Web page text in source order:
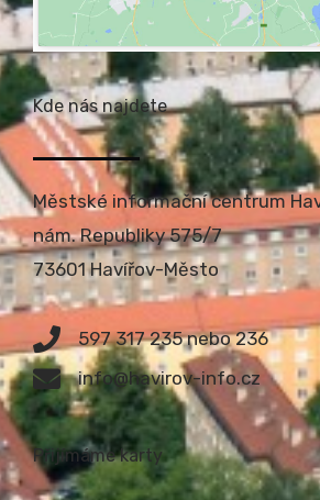
Kde nás najdete
Městské informační centrum
nám. Republiky 575/7
73601 Havířov-Město
597 317 235 nebo 236
info@havirov-info.cz
Přijímáme karty